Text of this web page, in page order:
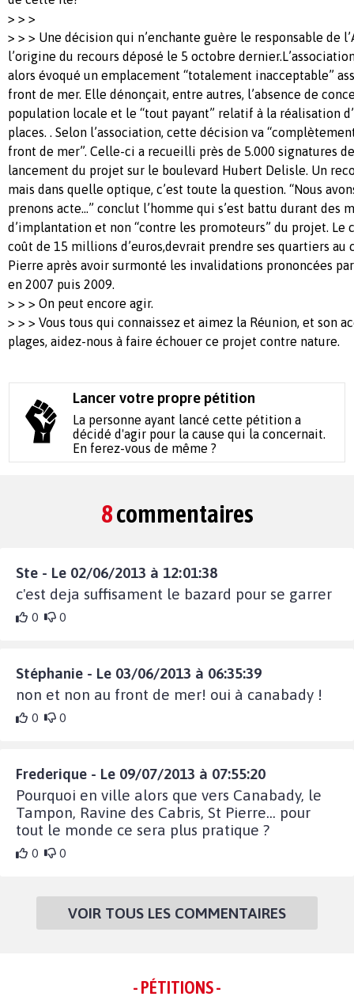
> > >
> > > Une décision qui n’enchante guère le responsable de
l’origine du recours déposé le 5 octobre
alors évoqué un emplacement “totalement inacceptable”
front de mer. Elle dénonçait, entre autres, l’absence de
population locale et le “tout payant” relatif à la réalisation
places. . Selon l’association, cette décision va
front de mer”. Celle-ci a recueilli près de 5.000 signatures
lancement du projet sur le boulevard Hubert Delisle. Un
mais dans quelle optique, c’est toute la question. “Nous
prenons acte...” conclut l’homme qui s’est battu durant des
d’implantation et non “contre les promoteurs” du projet. Le
coût de 15 millions d’euros,devrait prendre ses quartiers
Pierre après avoir surmonté les invalidations prononcées
en 2007 puis 2009.
> > > On peut encore agir.
> > > Vous tous qui connaissez et aimez la Réunion, et son
plages, aidez-nous à faire échouer ce projet contre nature.
Lancer votre propre pétition
La personne ayant lancé cette pétition a
décidé d'agir pour la cause qui la concernait.
En ferez-vous de même ?
8commentaires
Ste - Le 02/06/2013 à 12:01:38
c'est deja suffisament le bazard pour se garrer
0 0
Stéphanie - Le 03/06/2013 à 06:35:39
non et non au front de mer! oui à canabady !
0 0
Frederique - Le 09/07/2013 à 07:55:20
Pourquoi en ville alors que vers Canabady, le
Tampon, Ravine des Cabris, St Pierre... pour
tout le monde ce sera plus pratique ?
0 0
VOIR TOUS LES COMMENTAIRES
- PÉTITIONS -